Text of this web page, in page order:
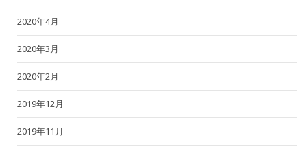
2020年4月
2020年3月
2020年2月
2019年12月
2019年11月